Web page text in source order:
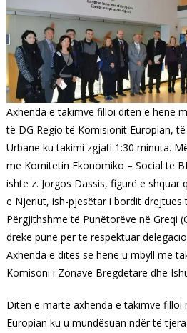
Axhenda e takimve filloi ditën e hënë
të DG Regio të Komisionit Europian,
Urbane ku takimi zgjati 1:30 minuta.
me Komitetin Ekonomiko – Social të
ishte z. Jorgos Dassis, figurë e
e Njeriut, ish-pjesëtar i bordit drejtues
Përgjithshme të Punëtorëve në Greqi
drekë pune për të respektuar
Axhenda e ditës së hënë u mbyll me
Komisoni i Zonave Bregdetare dhe
Ditën e martë axhenda e takimve filloi
Europian ku u mundësuan ndër të